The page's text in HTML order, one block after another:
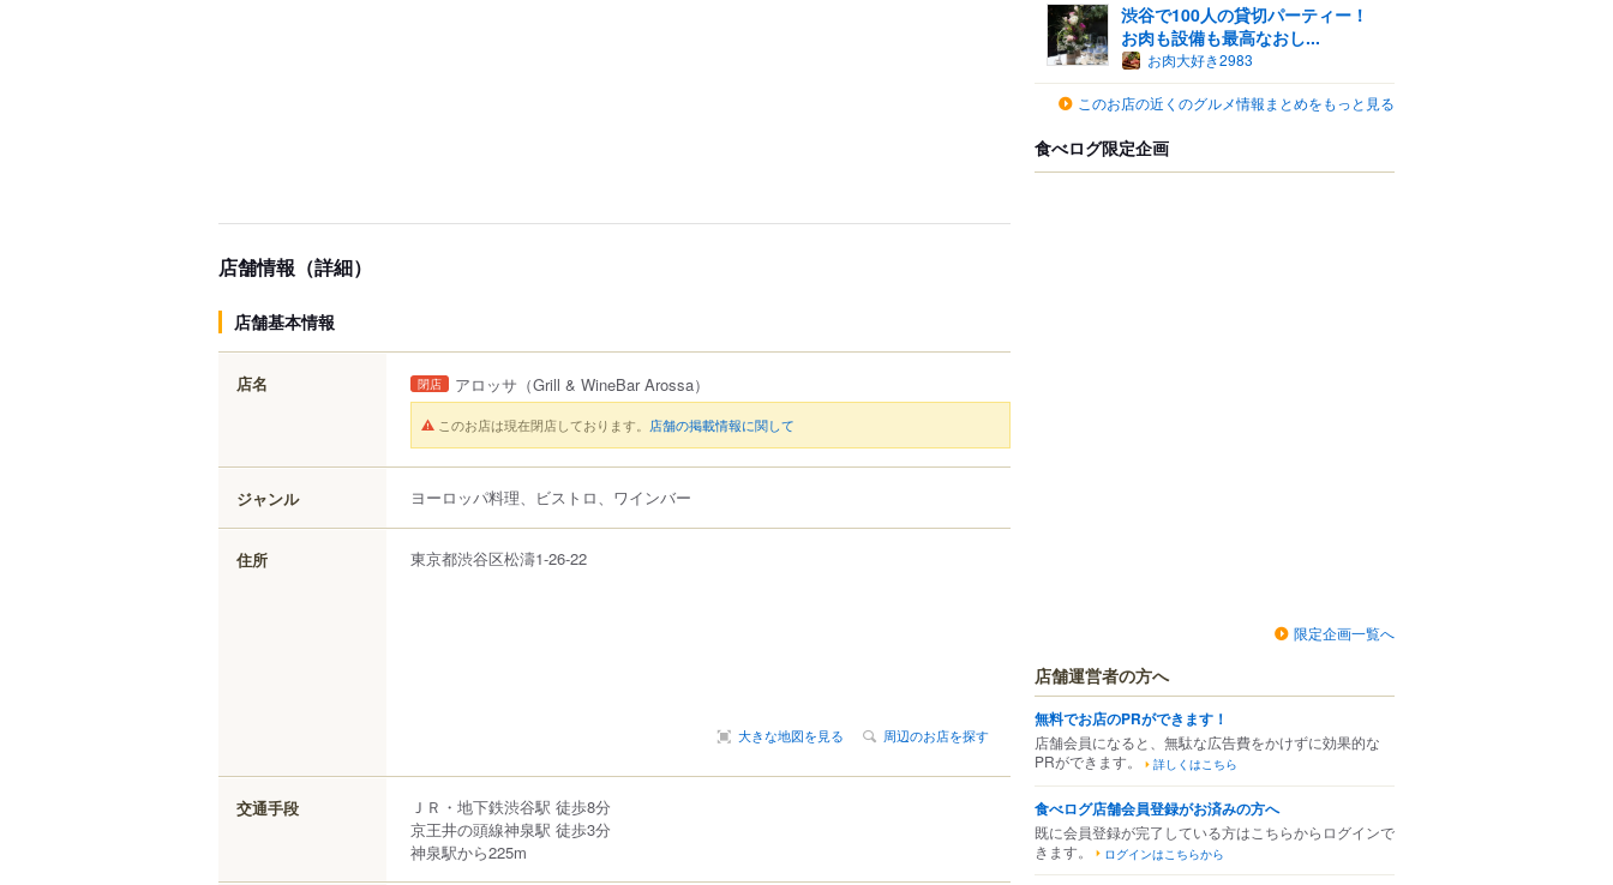
店舗情報（詳細）
店舗基本情報
店名 閉店 アロッサ （Grill & WineBar Arossa）
このお店は現在閉店しております。 店舗の掲載情報に関して
ジャンル ヨーロッパ料理、ビストロ、ワインバー
住所 東京都渋谷区松濤1-26-22
大きな地図を見る 周辺のお店を探す
交通手段
ＪＲ・地下鉄渋谷駅 徒歩8分
京王井の頭線神泉駅 徒歩3分
神泉駅から225m
渋谷で100人の貸切パーティー！
お肉も設備も最高なおし...
お肉大好き2983
このお店の近くのグルメ情報まとめをもっと見る
食べログ限定企画
限定企画一覧へ
店舗運営者の方へ
無料でお店のPRができます！
店舗会員になると、無駄な広告費をかけずに効果的な
PRができます。
詳しくはこちら
食べログ店舗会員登録がお済みの方へ
既に会員登録が完了している方はこちらからログインで
きます。
ログインはこちらから